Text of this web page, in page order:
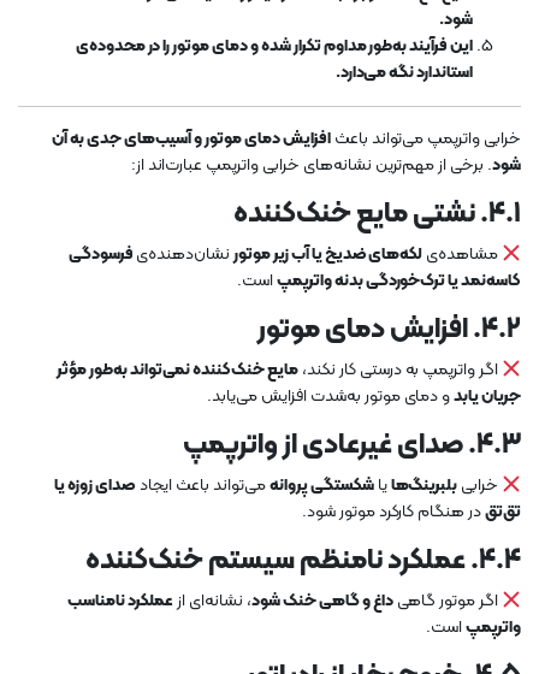
شود.
این فرآیند به‌طور مداوم تکرار شده و دمای موتور را در محدوده‌ی
استاندارد نگه می‌دارد.
خرابی واترپمپ می‌تواند باعثافزایش دمای موتور و آسیب‌های جدی به آن
شود. برخی از مهم‌ترین نشانه‌های خرابی واترپمپ عبارت‌اند از:
۴.۱. نشتی مایع خنک‌کننده
مشاهده‌یلکه‌های ضدیخ یا آب زیر موتورنشان‌دهنده‌یفرسودگی
کاسه‌نمد یا ترک‌خوردگی بدنه واترپمپاست.
۴.۲. افزایش دمای موتور
اگر واترپمپ به درستی کار نکند،مایع خنک‌کننده نمی‌تواند به‌طور مؤثر
جریان یابدو دمای موتور به‌شدت افزایش می‌یابد.
۴.۳. صدای غیرعادی از واترپمپ
خرابیبلبرینگ‌هایاشکستگی پروانهمی‌تواند باعث ایجادصدای زوزه یا
تق‌تقدر هنگام کارکرد موتور شود.
۴.۴. عملکرد نامنظم سیستم خنک‌کننده
اگر موتور گاهیداغ و گاهی خنک شود، نشانه‌ای ازعملکرد نامناسب
واترپمپاست.